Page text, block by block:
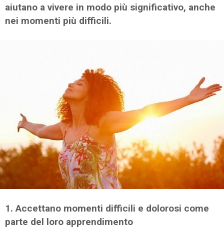
aiutano a vivere in modo più significativo, anche
nei momenti più difficili.
1. Accettano momenti difficili e dolorosi come
parte del loro apprendimento